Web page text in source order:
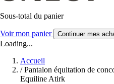
Sous-total du panier
Voir mon panier Continuer mes
Loading...
Accueil
/ Pantalon équitation de
Equiline Atirk